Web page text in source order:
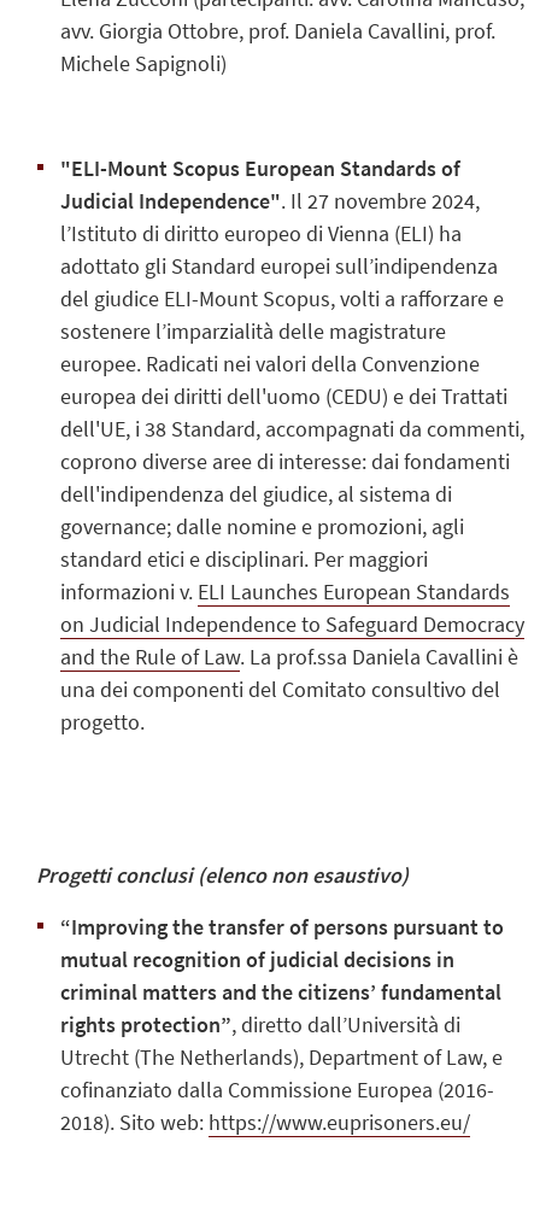
avv. Giorgia Ottobre, prof. Daniela Cavallini, prof.
Michele Sapignoli)
"ELI-Mount Scopus European Standards of
Judicial Independence". Il 27 novembre 2024,
l’Istituto di diritto europeo di Vienna (ELI) ha
adottato gli Standard europei sull’indipendenza
del giudice ELI-Mount Scopus, volti a rafforzare e
sostenere l’imparzialità delle magistrature
europee. Radicati nei valori della Convenzione
europea dei diritti dell'uomo (CEDU) e dei Trattati
dell'UE, i 38 Standard, accompagnati da commenti,
coprono diverse aree di interesse: dai fondamenti
dell'indipendenza del giudice, al sistema di
governance; dalle nomine e promozioni, agli
standard etici e disciplinari. Per maggiori
informazioni v. ELI Launches European Standards
on Judicial Independence to Safeguard Democracy
and the Rule of Law. La prof.ssa Daniela Cavallini è
una dei componenti del Comitato consultivo del
progetto.
Progetti conclusi (elenco non esaustivo)
“Improving the transfer of persons pursuant to
mutual recognition of judicial decisions in
criminal matters and the citizens’ fundamental
rights protection”, diretto dall’Università di
Utrecht (The Netherlands), Department of Law, e
cofinanziato dalla Commissione Europea (2016-
2018). Sito web: https://www.euprisoners.eu/